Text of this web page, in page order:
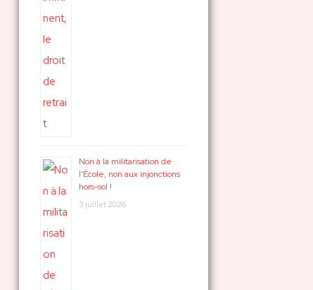
Non à la militarisation de
l’École, non aux injonctions
hors-sol !
3 juillet 2026